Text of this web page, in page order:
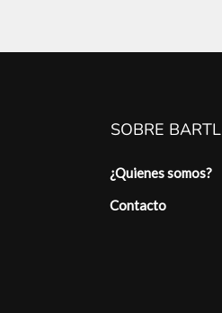
SOBRE BARTL
¿Quienes somos?
Contacto